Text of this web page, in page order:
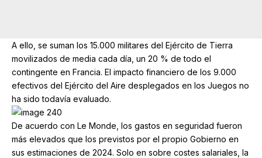
A ello, se suman los 15.000 militares del Ejército de Tierra
movilizados de media cada día, un 20 % de todo el
contingente en Francia. El impacto financiero de los 9.000
efectivos del Ejército del Aire desplegados en los Juegos no
ha sido todavía evaluado.
De acuerdo con Le Monde, los gastos en seguridad fueron
más elevados que los previstos por el propio Gobierno en
sus estimaciones de 2024. Solo en sobre costes salariales, la